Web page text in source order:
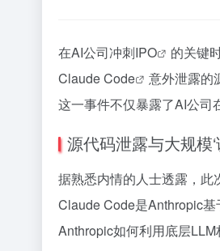
在AI公司冲刺IPO 的关键
Claude Code
意外泄露的
这一事件不仅暴露了AI公司
源代码泄露与大规模‘
据熟悉内情的人士透露，此
Claude Code是Anthropic基
Anthropic如何利用底层LLM